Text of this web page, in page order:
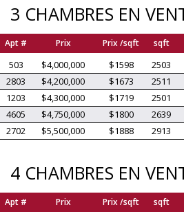
3 CHAMBRES EN
Apt # Prix Prix /sqft sqft
503 $4,000,000 $1598 2503
2803
$4,200,000 $1673 2511
1203
$4,300,000 $1719 2501
4605
$4,750,000 $1800 2639
2702
$5,500,000 $1888 2913
4 CHAMBRES EN
Apt # Prix Prix /sqft sqft